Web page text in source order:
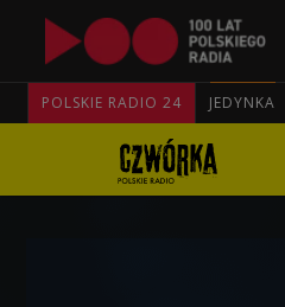
POLSKIE RADIO 24 JEDYNKA